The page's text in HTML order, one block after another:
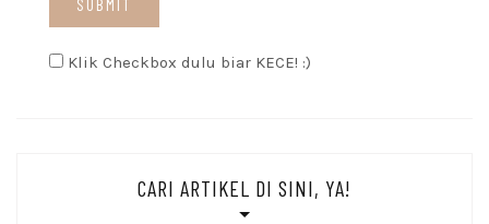
Klik Checkbox dulu biar KECE! :)
CARI ARTIKEL DI SINI, YA!